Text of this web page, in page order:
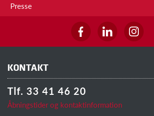
Presse
KONTAKT
Tlf. 33 41 46 20
Åbningstider og kontaktinformation